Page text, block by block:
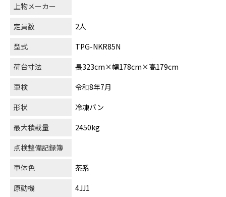
上物メーカー
定員数
2人
型式
TPG-NKR85N
荷台寸法
長323cm×幅178cm×高179cm
車検
令和8年7月
形状
冷凍バン
最大積載量
2450kg
点検整備記録簿
車体色
茶系
原動機
4JJ1